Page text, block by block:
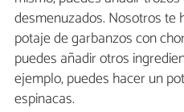
desmenuzados. Nosotros
potaje de garbanzos con
puedes añadir otros
ejemplo, puedes hacer un
espinacas.